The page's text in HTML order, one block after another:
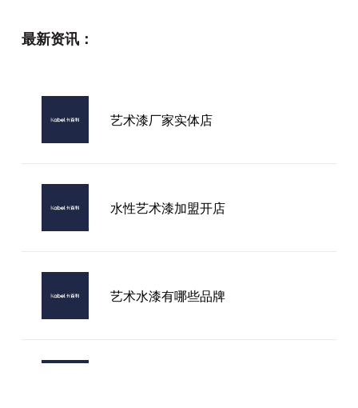
最新资讯：
艺术漆厂家实体店
水性艺术漆加盟开店
艺术水漆有哪些品牌